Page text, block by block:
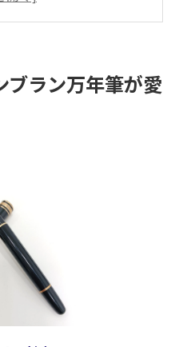
ステータスシンボル
ブラン万年筆シリーズ
モンブランシリーズと
ラン万年筆の価値
発見できる希少なモン
ブラン万年筆が愛